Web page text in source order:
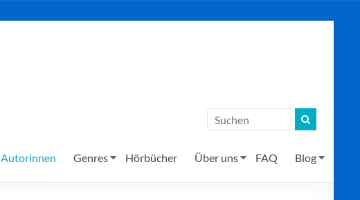
Autorinnen Genres Hörbücher Über uns FAQ Blog